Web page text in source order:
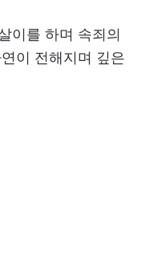
이를 하며 속죄의
이 전해지며 깊은